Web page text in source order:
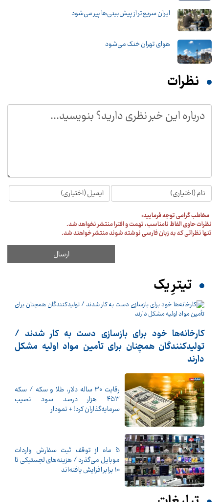
ایران سریع‌تر از پیش‌بینی‌ها پیر می‌شود
هوای تهران خنک می‌شود
نظرات
مخاطب گرامی توجه فرمایید:
نظرات حاوی الفاظ نامناسب، تهمت و افترا منتشر نخواهد شد.
تنها نظراتی که به زبان فارسی نوشته شوند منتشر خواهند شد.
تیترِ یک
کارخانه‌ها خود برای بازسازی دست به کار شدند /
تولیدکنندگان همچنان برای تأمین مواد اولیه مشکل
دارند
رقابت ۳۰ ساله دلار، طلا و سکه / سکه
۴۵۳ هزار درصد سود نصیب
سرمایه‌گذاران کرد! + نمودار
5 ماه از توقف ثبت سفارش واردات
موبایل می‌گذرد / هزینه‌های لجستیکی تا
10 برابر افزایش یافته‌اند